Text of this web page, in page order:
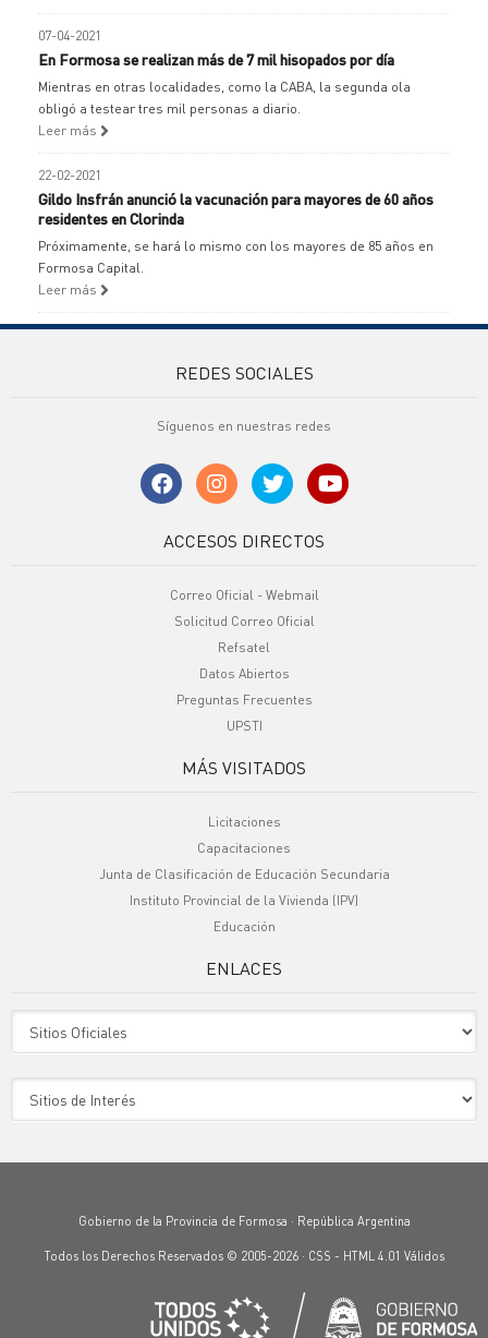
07-04-2021
En Formosa se realizan más de 7 mil hisopados por día
Mientras en otras localidades, como la CABA, la segunda ola
obligó a testear tres mil personas a diario.
Leer más
22-02-2021
Gildo Insfrán anunció la vacunación para mayores de 60 años
residentes en Clorinda
Próximamente, se hará lo mismo con los mayores de 85 años en
Formosa Capital.
Leer más
REDES SOCIALES
Síguenos en nuestras redes
ACCESOS DIRECTOS
Correo Oficial - Webmail
Solicitud Correo Oficial
Refsatel
Datos Abiertos
Preguntas Frecuentes
UPSTI
MÁS VISITADOS
Licitaciones
Capacitaciones
Junta de Clasificación de Educación Secundaria
Instituto Provincial de la Vivienda (IPV)
Educación
ENLACES
Gobierno de la Provincia de Formosa · República Argentina
Todos los Derechos Reservados © 2005-2026 · CSS - HTML 4.01 Válidos